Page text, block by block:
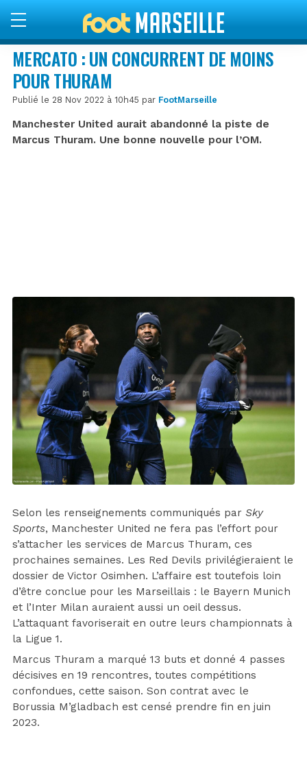
MERCATO : UN CONCURRENT DE MOINS
POUR THURAM
Publié le 28 Nov 2022 à 10h45 par FootMarseille
Manchester United aurait abandonné la piste de
Marcus Thuram. Une bonne nouvelle pour l’OM.
Selon les renseignements communiqués par Sky
Sports, Manchester United ne fera pas l’effort pour
s’attacher les services de Marcus Thuram, ces
prochaines semaines. Les Red Devils privilégieraient le
dossier de Victor Osimhen. L’affaire est toutefois loin
d’être conclue pour les Marseillais : le Bayern Munich
et l’Inter Milan auraient aussi un oeil dessus.
L’attaquant favoriserait en outre leurs championnats à
la Ligue 1.
Marcus Thuram a marqué 13 buts et donné 4 passes
décisives en 19 rencontres, toutes compétitions
confondues, cette saison. Son contrat avec le
Borussia M’gladbach est censé prendre fin en juin
2023.